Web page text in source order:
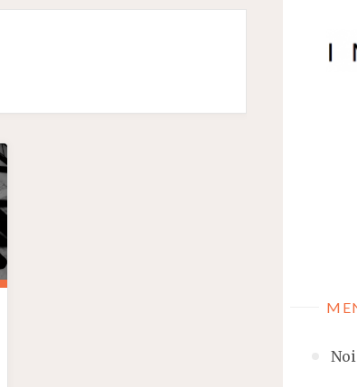
Noi